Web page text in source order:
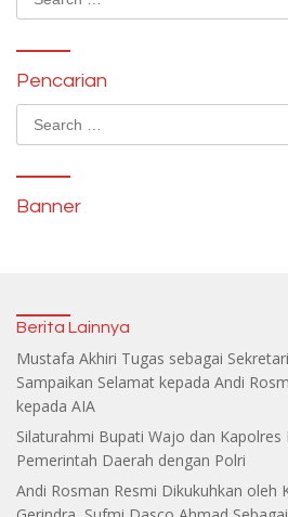
for:
Pencarian
Search
for:
Banner
Berita Lainnya
Mustafa Akhiri Tugas sebagai
Sampaikan Selamat kepada Andi
kepada AIA
Silaturahmi Bupati Wajo dan Kapolres
Pemerintah Daerah dengan Polri
Andi Rosman Resmi Dikukuhkan oleh